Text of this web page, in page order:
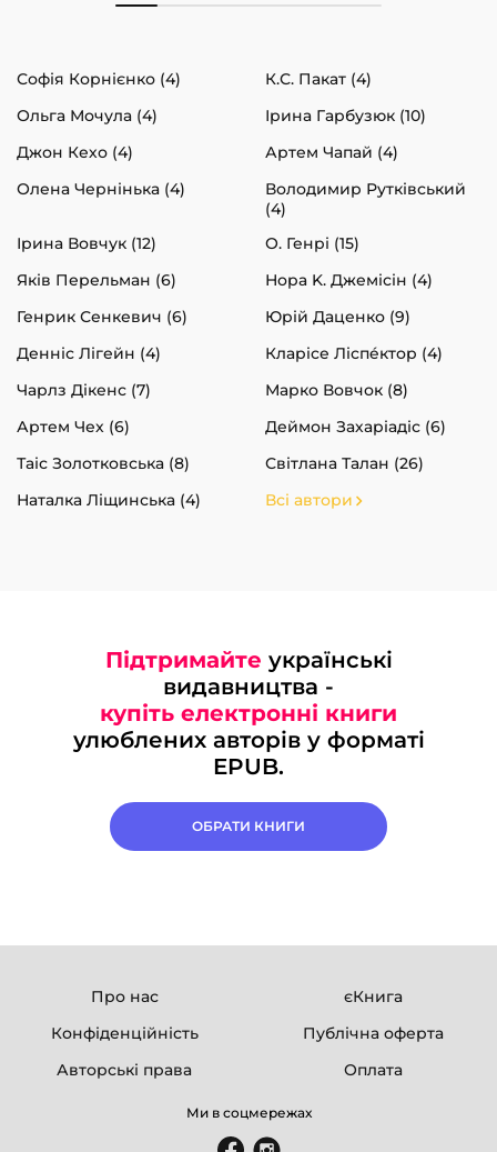
Софія Корнієнко (4)
К.С. Пакат (4)
Ольга Мочула (4)
Ірина Гарбузюк (10)
Джон Кехо (4)
Артем Чапай (4)
Олена Чернінька (4)
Володимир Рутківський
(4)
Ірина Вовчук (12)
О. Генрі (15)
Яків Перельман (6)
Нора K. Джемісін (4)
Генрик Сенкевич (6)
Юрій Даценко (9)
Денніс Лігейн (4)
Кларісе Ліспéктор (4)
Чарлз Дікенс (7)
Марко Вовчок (8)
Артем Чех (6)
Деймон Захаріадіс (6)
Таіс Золотковська (8)
Світлана Талан (26)
Наталка Ліщинська (4)
Всі автори
Підтримайте українські
видавництва -
купіть електронні книги
улюблених авторів у форматі
EPUB.
ОБРАТИ КНИГИ
Про нас
єКнига
Конфіденційність
Публічна оферта
Авторські права
Оплата
Ми в соцмережах